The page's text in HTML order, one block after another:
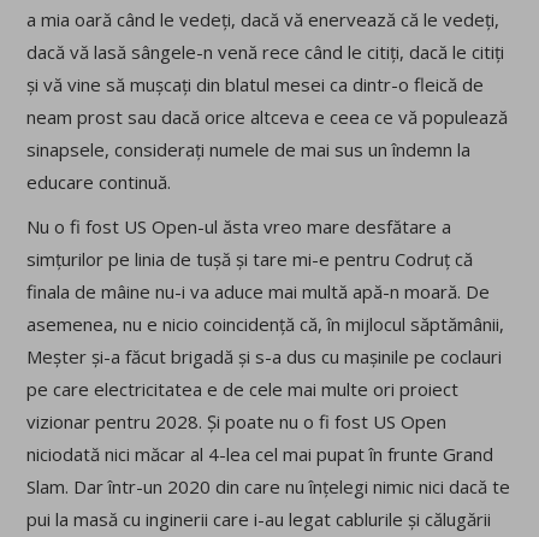
a mia oară când le vedeți, dacă vă enervează că le vedeți,
dacă vă lasă sângele-n venă rece când le citiți, dacă le citiți
și vă vine să mușcați din blatul mesei ca dintr-o fleică de
neam prost sau dacă orice altceva e ceea ce vă populează
sinapsele, considerați numele de mai sus un îndemn la
educare continuă.
Nu o fi fost US Open-ul ăsta vreo mare desfătare a
simțurilor pe linia de tușă și tare mi-e pentru Codruț că
finala de mâine nu-i va aduce mai multă apă-n moară. De
asemenea, nu e nicio coincidență că, în mijlocul săptămânii,
Meșter și-a făcut brigadă și s-a dus cu mașinile pe coclauri
pe care electricitatea e de cele mai multe ori proiect
vizionar pentru 2028. Și poate nu o fi fost US Open
niciodată nici măcar al 4-lea cel mai pupat în frunte Grand
Slam. Dar într-un 2020 din care nu înțelegi nimic nici dacă te
pui la masă cu inginerii care i-au legat cablurile și călugării